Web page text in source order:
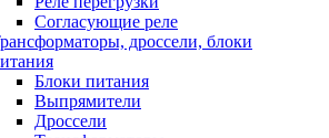
Согласующие реле
дроссели, блоки
Блоки питания
Выпрямители
Дроссели